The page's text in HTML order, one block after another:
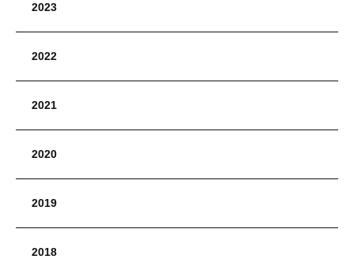
2023
2022
2021
2020
2019
2018